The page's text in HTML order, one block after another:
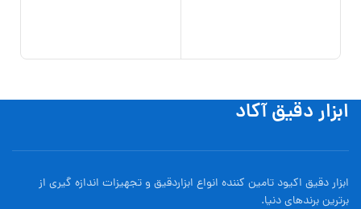
ابزار دقیق آکاد
ابزار دقیق اکیود تامین کننده انواع ابزاردقيق و تجهيزات اندازه گیری از
برترین برندهای دنیا.